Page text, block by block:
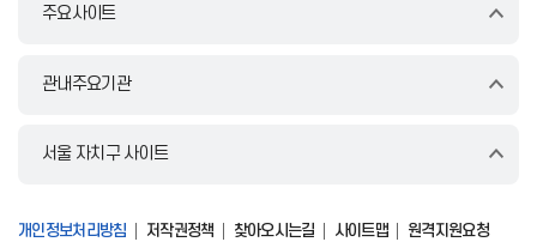
주요사이트
관내주요기관
서울 자치구 사이트
개인정보처리방침 저작권정책 찾아오시는길 사이트맵 원격지원요청